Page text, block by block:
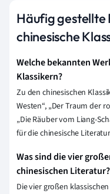
Häufig gestellte
chinesische
Welche bekannten
Klassikern?
Zu den chinesischen
Westen“, „Der Traum der
„Die Räuber vom Liang-
für die chinesische
Was sind die vier
chinesischen Literatur?
Die vier großen